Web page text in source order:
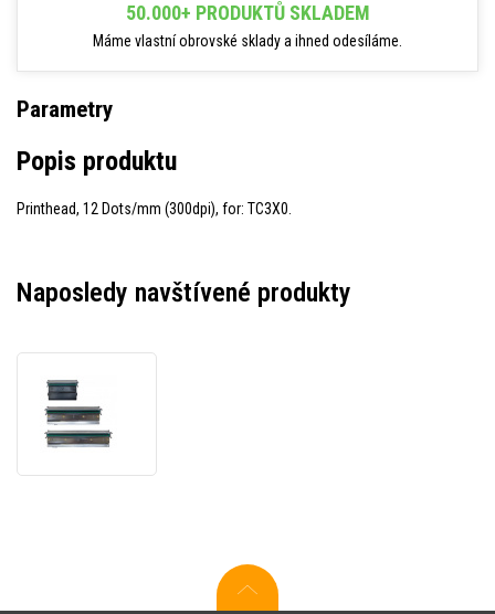
50.000+ PRODUKTŮ SKLADEM
Máme vlastní obrovské sklady a ihned odesíláme.
Parametry
Popis produktu
Printhead, 12 Dots/mm (300dpi), for: TC3X0.
Naposledy navštívené produkty
03LF,